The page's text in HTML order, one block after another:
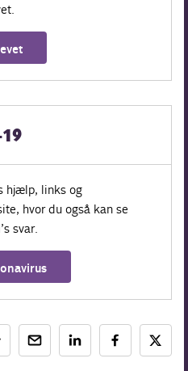
hjælp, links og
hvor du også kan se
svar.